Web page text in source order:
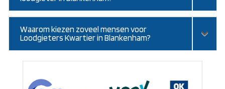
Waarom kiezen zoveel mensen voor
Loodgieters Kwartier in Blankenham?